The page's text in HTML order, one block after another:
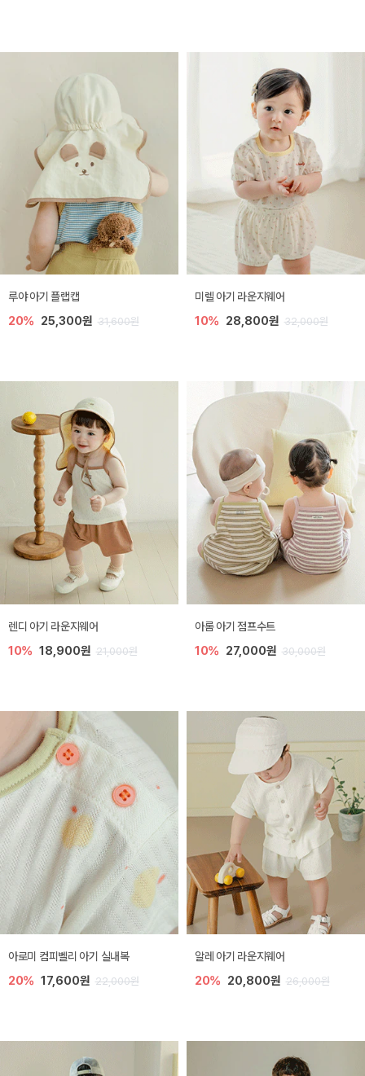
루야 아기 플랩캡
20% 25,300원 31,600원
미렐 아기 라운지웨어
10% 28,800원 32,000원
렌디 아기 라운지웨어
10% 18,900원 21,000원
아롬 아기 점프수트
10% 27,000원 30,000원
아로미 컴피벨리 아기 실내복
20% 17,600원 22,000원
알레 아기 라운지웨어
20% 20,800원 26,000원